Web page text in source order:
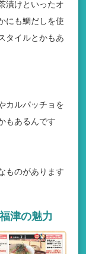
漬けといったオ
にも鯛だしを使
タイルとかもあ
カルパッチョを
もあるんです
ものがあります
津の魅力